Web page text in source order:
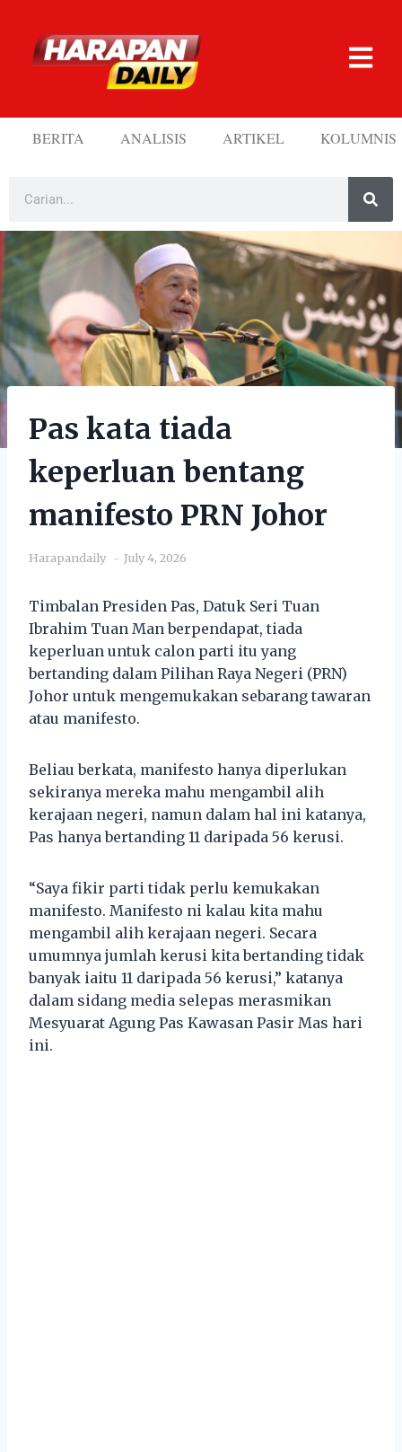
BERITA ANALISIS ARTIKEL KOLUMNIS
Pas kata tiada
keperluan bentang
manifesto PRN Johor
Harapandaily July 4, 2026
Timbalan Presiden Pas, Datuk Seri Tuan
Ibrahim Tuan Man berpendapat, tiada
keperluan untuk calon parti itu yang
bertanding dalam Pilihan Raya Negeri (PRN)
Johor untuk mengemukakan sebarang tawaran
atau manifesto.
Beliau berkata, manifesto hanya diperlukan
sekiranya mereka mahu mengambil alih
kerajaan negeri, namun dalam hal ini katanya,
Pas hanya bertanding 11 daripada 56 kerusi.
“Saya fikir parti tidak perlu kemukakan
manifesto. Manifesto ni kalau kita mahu
mengambil alih kerajaan negeri. Secara
umumnya jumlah kerusi kita bertanding tidak
banyak iaitu 11 daripada 56 kerusi,” katanya
dalam sidang media selepas merasmikan
Mesyuarat Agung Pas Kawasan Pasir Mas hari
ini.